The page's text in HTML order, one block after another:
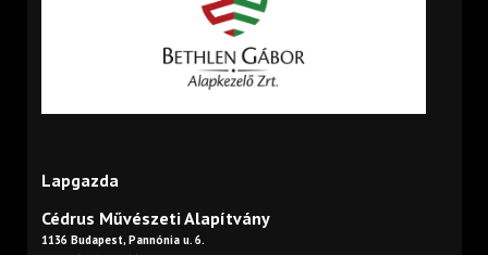
Lapgazda
Cédrus Művészeti Alapítvány
1136 Budapest, Pannónia u. 6.